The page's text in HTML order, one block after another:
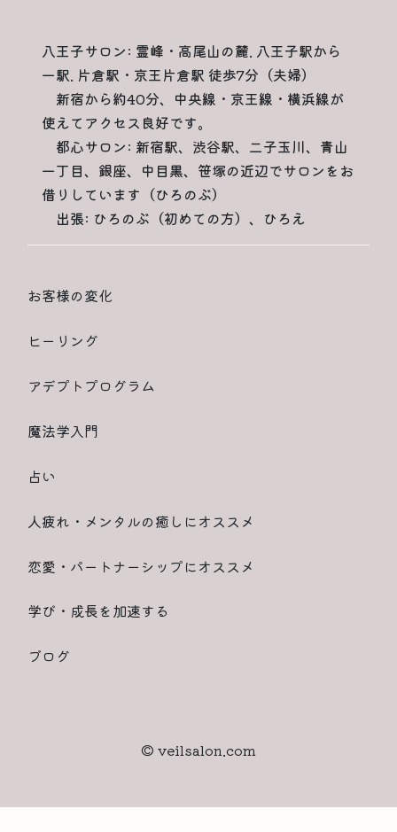
八王子サロン: 霊峰・高尾山の麓. 八王子駅から
一駅. 片倉駅・京王片倉駅 徒歩7分（夫婦）
新宿から約40分、中央線・京王線・横浜線が
使えてアクセス良好です。
都心サロン: 新宿駅、渋谷駅、二子玉川、青山
一丁目、銀座、中目黒、笹塚の近辺でサロンをお
借りしています（ひろのぶ）
出張: ひろのぶ（初めての方）、ひろえ
お客様の変化
ヒーリング
アデプトプログラム
魔法学入門
占い
人疲れ・メンタルの癒しにオススメ
恋愛・パートナーシップにオススメ
学び・成長を加速する
ブログ
© veilsalon.com